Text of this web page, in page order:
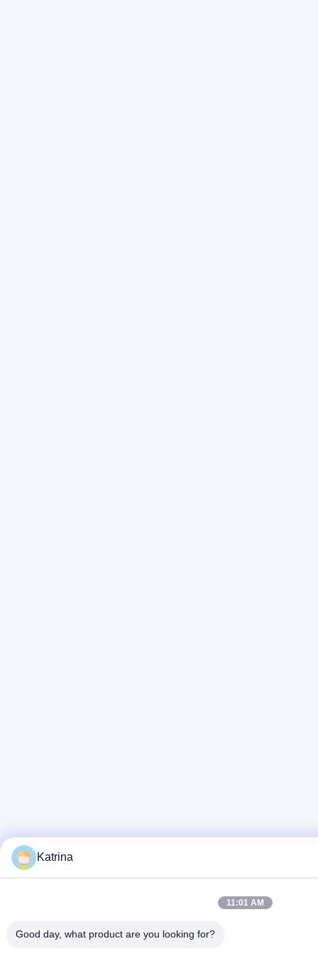
Katrina
11:01 AM
Good day, what product are you looking for?